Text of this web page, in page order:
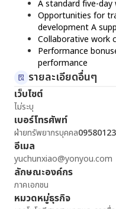
A standard five-day
Opportunities for
development A
Collaborative work
Performance
performance
รายละเอียดอื่นๆ
เว็บไซต์
ไม่ระบุ
เบอร์โทรศัพท์
ฝ่ายทรัพยากรบุคคล
อีเมล
yuchunxiao@yonyou.com
ลักษณะองค์กร
ภาคเอกชน
หมวดหมู่ธุรกิจ